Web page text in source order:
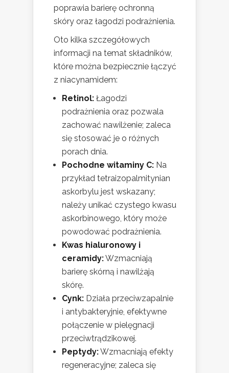
poprawia barierę ochronną
skóry oraz łagodzi podrażnienia.
Oto kilka szczegółowych
informacji na temat składników,
które można bezpiecznie łączyć
z niacynamidem:
Retinol: Łagodzi
podrażnienia oraz pozwala
zachować nawilżenie; zaleca
się stosować je o różnych
porach dnia.
Pochodne witaminy C: Na
przykład tetraizopalmitynian
askorbylu jest wskazany;
należy unikać czystego kwasu
askorbinowego, który może
powodować podrażnienia.
Kwas hialuronowy i
ceramidy:Wzmacniają
barierę skórną i nawilżają
skórę.
Cynk: Działa przeciwzapalnie
i antybakteryjnie, efektywne
połączenie w pielęgnacji
przeciwtrądzikowej.
Peptydy:Wzmacniają efekty
regeneracyjne; zaleca się